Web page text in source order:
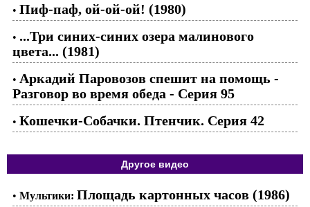
• Пиф-паф, ой-ой-ой! (1980)
• ...Три синих-синих озера малинового
цвета... (1981)
• Аркадий Паровозов спешит на помощь -
Разговор во время обеда - Серия 95
• Кошечки-Собачки. Птенчик. Серия 42
Другое видео
• Мультики: Площадь картонных часов (1986)